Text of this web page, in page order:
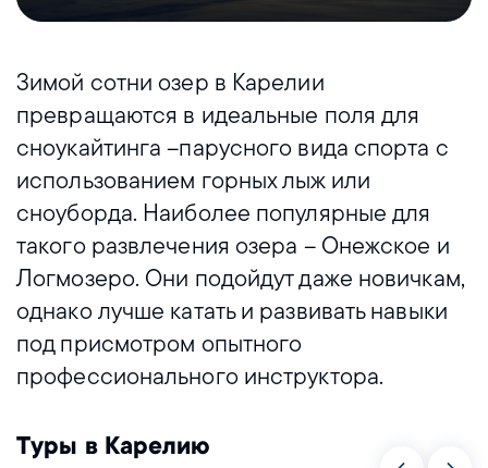
Зимой сотни озер в Карелии
превращаются в идеальные поля для
сноукайтинга –парусного вида спорта с
использованием горных лыж или
сноуборда. Наиболее популярные для
такого развлечения озера – Онежское и
Логмозеро. Они подойдут даже новичкам,
однако лучше катать и развивать навыки
под присмотром опытного
профессионального инструктора.
Туры в Карелию